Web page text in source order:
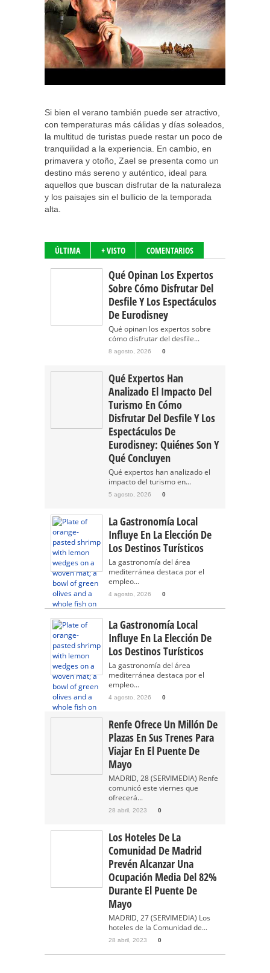
Si bien el verano también puede ser atractivo,
con temperaturas más cálidas y días soleados,
la multitud de turistas puede restar un poco de
tranquilidad a la experiencia. En cambio, en
primavera y otoño, Zael se presenta como un
destino más sereno y auténtico, ideal para
aquellos que buscan disfrutar de la naturaleza
y los paisajes sin el bullicio de la temporada
alta.
ÚLTIMA + VISTO COMENTARIOS
Qué Opinan Los Expertos
Sobre Cómo Disfrutar Del
Desfile Y Los Espectáculos
De Eurodisney
Qué opinan los expertos sobre
cómo disfrutar del desfile...
8 agosto, 2026 0
Qué Expertos Han
Analizado El Impacto Del
Turismo En Cómo
Disfrutar Del Desfile Y Los
Espectáculos De
Eurodisney: Quiénes Son Y
Qué Concluyen
Qué expertos han analizado el
impacto del turismo en...
5 agosto, 2026 0
La Gastronomía Local
Influye En La Elección De
Los Destinos Turísticos
La gastronomía del área
mediterránea destaca por el
empleo...
4 agosto, 2026 0
La Gastronomía Local
Influye En La Elección De
Los Destinos Turísticos
La gastronomía del área
mediterránea destaca por el
empleo...
4 agosto, 2026 0
Renfe Ofrece Un Millón De
Plazas En Sus Trenes Para
Viajar En El Puente De
Mayo
MADRID, 28 (SERVIMEDIA) Renfe
comunicó este viernes que
ofrecerá...
28 abril, 2023 0
Los Hoteles De La
Comunidad De Madrid
Prevén Alcanzar Una
Ocupación Media Del 82%
Durante El Puente De
Mayo
MADRID, 27 (SERVIMEDIA) Los
hoteles de la Comunidad de...
28 abril, 2023 0